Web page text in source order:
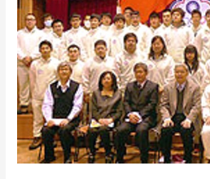
季
運
動
會